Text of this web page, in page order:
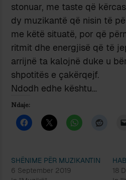
stonuar, me taste që
dy muzikantë që nisin të
me këtë situatë, por që
ritmit dhe energjisë që të
arrijnë ta kalojnë duke u
shpotitës e çakërqejf.
Ndodh edhe kështu…
Ndaje:
SHËNIME PËR MUZIKANTIN
6 September 2019
18